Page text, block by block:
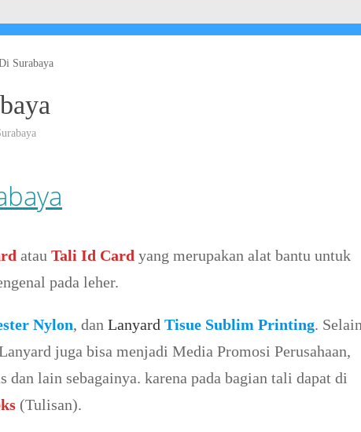
Surabaya
atau Tali Id Card yang merupakan alat bantu untuk
pada leher.
Nylon, dan Lanyard Tisue Sublim Printing.
juga bisa menjadi Media Promosi Perusahaan,
lain sebagainya. karena pada bagian tali dapat di
(Tulisan).